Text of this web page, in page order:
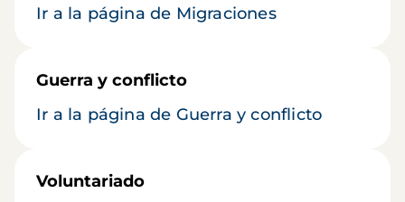
Ir a la página de Migraciones
Guerra y conflicto
Ir a la página de Guerra y conflicto
Voluntariado